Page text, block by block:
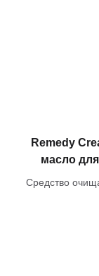
Remedy
масло
Средство